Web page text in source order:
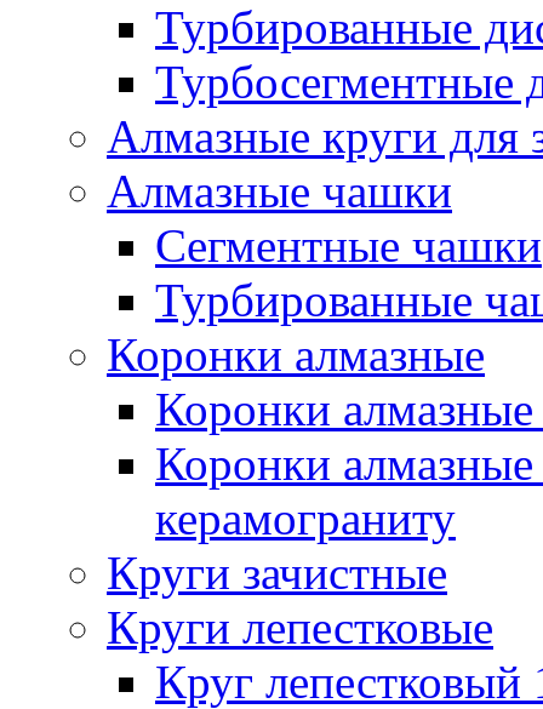
Турбированные
Турбосегментные
Алмазные круги для
Алмазные чашки
Сегментные чашки
Турбированные
Коронки алмазные
Коронки
Коронки
керамограниту
Круги зачистные
Круги лепестковые
Круг